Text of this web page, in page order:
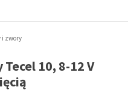
i zwory
10, 8-12 V